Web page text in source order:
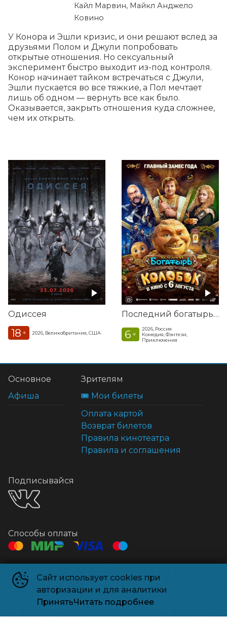
Кайл Марвин, Майкл Анджело
Ковино
У Конора и Эшли кризис, и они решают вслед за
друзьями Полом и Джули попробовать
открытые отношения. Но сексуальный
эксперимент быстро выходит из-под контроля.
Конор начинает тайком встречаться с Джули,
Эшли пускается во все тяжкие, а Пол мечтает
лишь об одном — вернуть все как было.
Оказывается, закрыть отношения куда сложнее,
чем их открыть.
Одиссея
18 + 2026, Великобритания, США
Последний богатырь. Колобок
6 +
2026, Россия
Комедия, Фэнтези,
Приключения
Сайт использует cookies при
авторизации и для аналитики
ПринятьЧитать подробнее
Основное
Афиша
Зрителям
🎟️ Мои билеты
Оплата картой
Возврат билетов
Правила кинотеатра
Правила и соглашения
Подписывайся
Способы оплаты
Контакты
Касса
+7 495 500-91-78
Администрация relizparkzel@mail.ru